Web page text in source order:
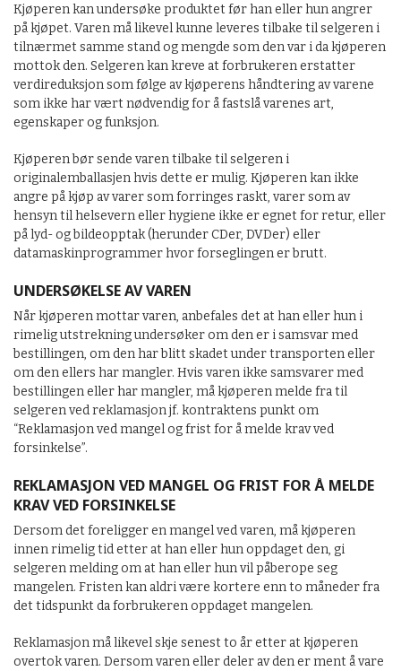
Kjøperen kan undersøke produktet før han eller hun angrer
på kjøpet. Varen må likevel kunne leveres tilbake til selgeren i
tilnærmet samme stand og mengde som den var i da kjøperen
mottok den. Selgeren kan kreve at forbrukeren erstatter
verdireduksjon som følge av kjøperens håndtering av varene
som ikke har vært nødvendig for å fastslå varenes art,
egenskaper og funksjon.
Kjøperen bør sende varen tilbake til selgeren i
originalemballasjen hvis dette er mulig. Kjøperen kan ikke
angre på kjøp av varer som forringes raskt, varer som av
hensyn til helsevern eller hygiene ikke er egnet for retur, eller
på lyd- og bildeopptak (herunder CDer, DVDer) eller
datamaskinprogrammer hvor forseglingen er brutt.
UNDERSØKELSE AV VAREN
Når kjøperen mottar varen, anbefales det at han eller hun i
rimelig utstrekning undersøker om den er i samsvar med
bestillingen, om den har blitt skadet under transporten eller
om den ellers har mangler. Hvis varen ikke samsvarer med
bestillingen eller har mangler, må kjøperen melde fra til
selgeren ved reklamasjon jf. kontraktens punkt om
“Reklamasjon ved mangel og frist for å melde krav ved
forsinkelse”.
REKLAMASJON VED MANGEL OG FRIST FOR Å MELDE
KRAV VED FORSINKELSE
Dersom det foreligger en mangel ved varen, må kjøperen
innen rimelig tid etter at han eller hun oppdaget den, gi
selgeren melding om at han eller hun vil påberope seg
mangelen. Fristen kan aldri være kortere enn to måneder fra
det tidspunkt da forbrukeren oppdaget mangelen.
Reklamasjon må likevel skje senest to år etter at kjøperen
overtok varen. Dersom varen eller deler av den er ment å vare